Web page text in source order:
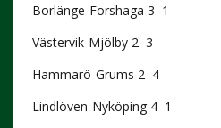
Borlänge-Forshaga 3–1
Västervik-Mjölby 2–3
Hammarö-Grums 2–4
Lindlöven-Nyköping 4–1